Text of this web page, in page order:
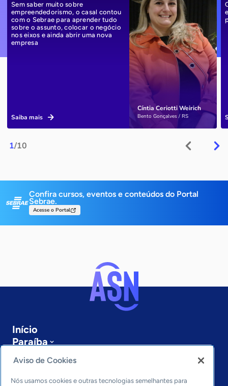
1/10
Cíntia Ceriotti Weirich
Bento Gonçalves / RS
Sem saber muito sobre
empreendedorismo, o casal contou
com o Sebrae para aprender tudo
sobre o assunto, colocar o negócio
nos eixos e ainda abrir uma nova
empresa
Saiba mais
Confira cursos, eventos e conteúdos do Portal
Sebrae.
Acesse o Portal
Início
Paraíba
Sobre a ASN
Últimas notícias
Entre em contato
Aviso de Cookies
Nós usamos cookies e outras tecnologias semelhantes para